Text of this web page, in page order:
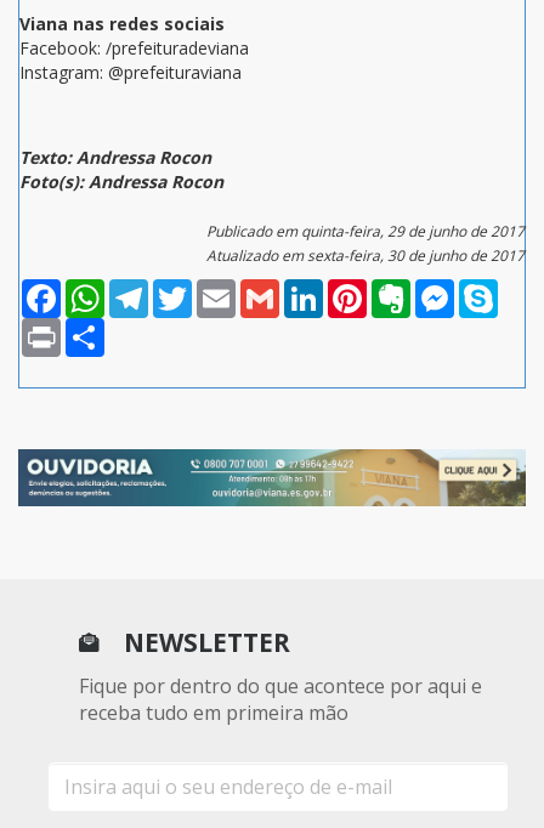
Viana nas redes sociais
Facebook: /prefeituradeviana
Instagram: @prefeituraviana
Texto: Andressa Rocon
Foto(s): Andressa Rocon
Publicado em quinta-feira, 29 de junho de 2017
Atualizado em sexta-feira, 30 de junho de 2017
FacebookWhatsAppTelegramTwitterEmail Gmail LinkedInPinterestEvernoteMessenger
Print
NEWSLETTER
Fique por dentro do que acontece por aqui e
receba tudo em primeira mão
mail